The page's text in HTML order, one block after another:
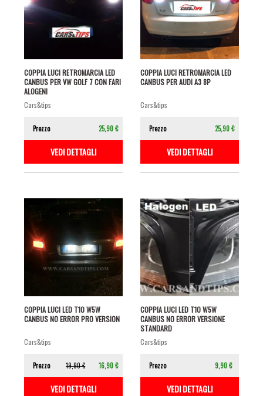
COPPIA LUCI RETROMARCIA LED
CANBUS PER VW GOLF 7 CON FARI
ALOGENI
cars&tips
Prezzo 25,90 €
VEDI DETTAGLI
COPPIA LUCI RETROMARCIA LED
CANBUS PER AUDI A3 8P
cars&tips
Prezzo 25,90 €
VEDI DETTAGLI
COPPIA LUCI LED T10 W5W
CANBUS NO ERROR PRO VERSION
cars&tips
Prezzo 19,90 € 16,90 €
VEDI DETTAGLI
COPPIA LUCI LED T10 W5W
CANBUS NO ERROR VERSIONE
STANDARD
cars&tips
Prezzo 9,90 €
VEDI DETTAGLI